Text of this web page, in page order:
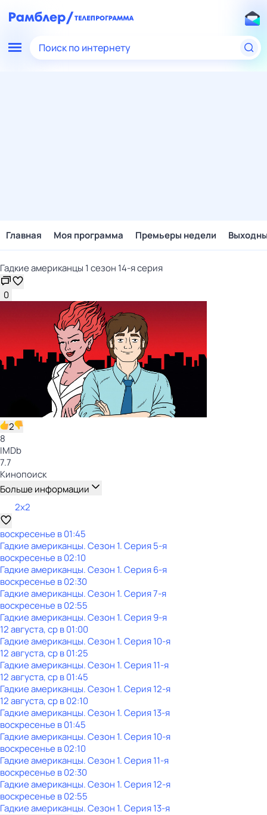
Поиск по интернету
Главная Моя программа Премьеры недели
Гадкие американцы 1 сезон 14-я серия
0
2
8
IMDb
7.7
Кинопоиск
Больше информации
2x2
воскресенье в01:45
Гадкие американцы. Сезон 1. Серия 5-я
воскресенье в02:10
Гадкие американцы. Сезон 1. Серия 6-я
воскресенье в02:30
Гадкие американцы. Сезон 1. Серия 7-я
воскресенье в02:55
Гадкие американцы. Сезон 1. Серия 9-я
12 августа, ср в 01:00
Гадкие американцы. Сезон 1. Серия 10-я
12 августа, ср в 01:25
Гадкие американцы. Сезон 1. Серия 11-я
12 августа, ср в 01:45
Гадкие американцы. Сезон 1. Серия 12-я
12 августа, ср в 02:10
Гадкие американцы. Сезон 1. Серия 13-я
воскресенье в01:45
Гадкие американцы. Сезон 1. Серия 10-я
воскресенье в02:10
Гадкие американцы. Сезон 1. Серия 11-я
воскресенье в02:30
Гадкие американцы. Сезон 1. Серия 12-я
воскресенье в02:55
Гадкие американцы. Сезон 1. Серия 13-я